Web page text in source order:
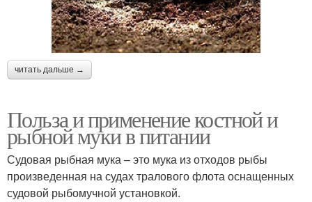
читать дальше →
Польза и применение костной и
рыбной муки в питании
Судовая рыбная мука – это мука из отходов рыбы
произведенная на судах тралового флота оснащенных
судовой рыбомучной установкой.